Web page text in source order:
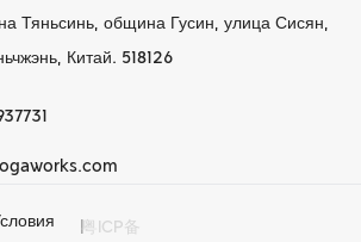
Тяньсинь, община Гусин, улица Сисян,
Китай. 518126
粤ICP备